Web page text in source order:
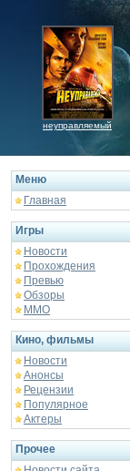
неуправляемый
Меню
Главная
Игры
Новости
Прохождения
Превью
Обзоры
ММО
Кино, фильмы
Новости
Анонсы
Рецензии
Популярное
Актеры
Прочее